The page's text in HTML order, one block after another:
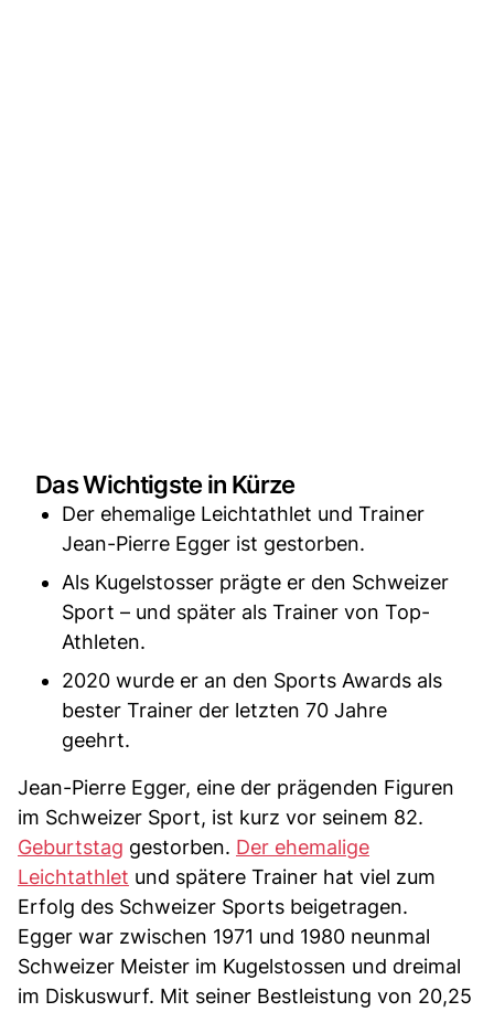
Das Wichtigste in Kürze
Der ehemalige Leichtathlet und Trainer
Jean-Pierre Egger ist gestorben.
Als Kugelstosser prägte er den Schweizer
Sport – und später als Trainer von Top-
Athleten.
2020 wurde er an den Sports Awards als
bester Trainer der letzten 70 Jahre
geehrt.
Jean-Pierre Egger, eine der prägenden Figuren
im Schweizer Sport, ist kurz vor seinem 82.
Geburtstag gestorben. Der ehemalige
Leichtathlet und spätere Trainer hat viel zum
Erfolg des Schweizer Sports beigetragen.
Egger war zwischen 1971 und 1980 neunmal
Schweizer Meister im Kugelstossen und dreimal
im Diskuswurf. Mit seiner Bestleistung von 20,25